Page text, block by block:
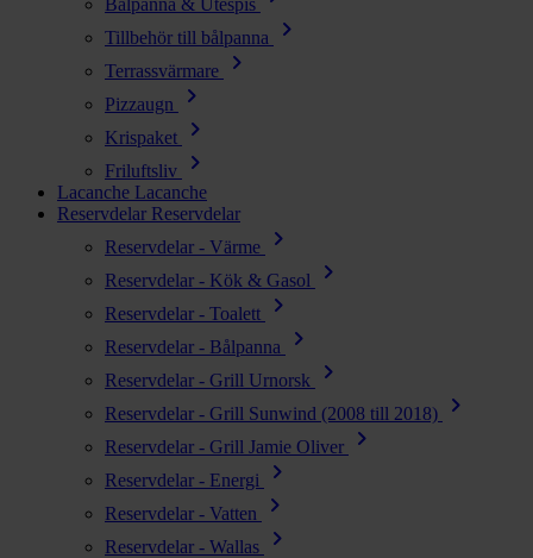
Bålpanna & Utespis
Tillbehör till bålpanna chevron_right
Terrassvärmare chevron_right
Pizzaugn chevron_right
Krispaket chevron_right
Friluftsliv chevron_right
Lacanche Lacanche
Reservdelar Reservdelar
Reservdelar - Värme
chevron_right
Reservdelar - Kök & Gasol chevron_right
Reservdelar - Toalett chevron_right
Reservdelar - Bålpanna chevron_right
Reservdelar - Grill Urnorsk chevron_right
Reservdelar - Grill Sunwind (2008 till 2018) chevron_right
Reservdelar - Grill Jamie Oliver chevron_right
Reservdelar - Energi chevron_right
Reservdelar - Vatten chevron_right
Reservdelar - Wallas
chevron_right